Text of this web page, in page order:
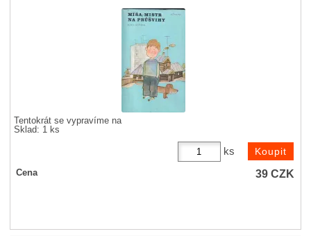
Tentokrát se vypravíme na
Sklad: 1 ks
ks
Cena 39CZK